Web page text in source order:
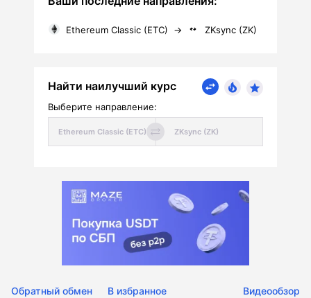
Ethereum Classic (ETC) → ZKsync (ZK)
Найти наилучший курс
Выберите направление:
Обратный обмен В избранное Видеообзор